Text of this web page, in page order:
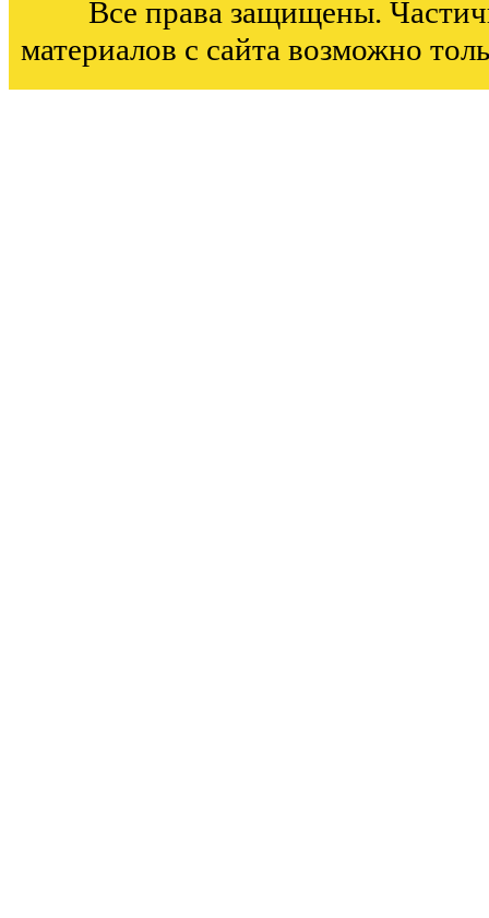
Все права защищены.
материалов с сайта возможно